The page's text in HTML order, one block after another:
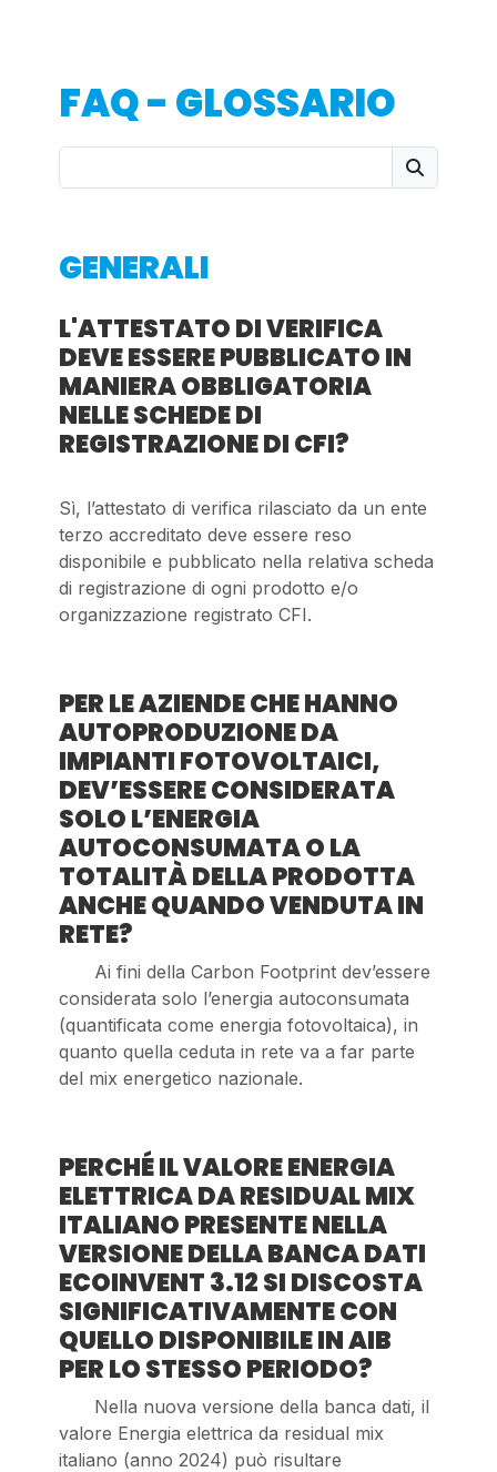
FAQ - GLOSSARIO
GENERALI
L'ATTESTATO DI VERIFICA
DEVE ESSERE PUBBLICATO IN
MANIERA OBBLIGATORIA
NELLE SCHEDE DI
REGISTRAZIONE DI CFI?
Sì, l’attestato di verifica rilasciato da un ente
terzo accreditato deve essere reso
disponibile e pubblicato nella relativa scheda
di registrazione di ogni prodotto e/o
organizzazione registrato CFI.
PER LE AZIENDE CHE HANNO
AUTOPRODUZIONE DA
IMPIANTI FOTOVOLTAICI,
DEV’ESSERE CONSIDERATA
SOLO L’ENERGIA
AUTOCONSUMATA O LA
TOTALITÀ DELLA PRODOTTA
ANCHE QUANDO VENDUTA IN
RETE?
Ai fini della Carbon Footprint dev’essere
considerata solo l’energia autoconsumata
(quantificata come energia fotovoltaica), in
quanto quella ceduta in rete va a far parte
del mix energetico nazionale.
PERCHÉ IL VALORE ENERGIA
ELETTRICA DA RESIDUAL MIX
ITALIANO PRESENTE NELLA
VERSIONE DELLA BANCA DATI
ECOINVENT 3.12 SI DISCOSTA
SIGNIFICATIVAMENTE CON
QUELLO DISPONIBILE IN AIB
PER LO STESSO PERIODO?
Nella nuova versione della banca dati, il
valore Energia elettrica da residual mix
italiano (anno 2024) può risultare